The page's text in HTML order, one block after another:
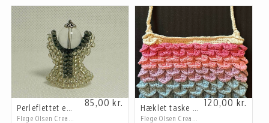
85,00 kr. 120,00 kr.